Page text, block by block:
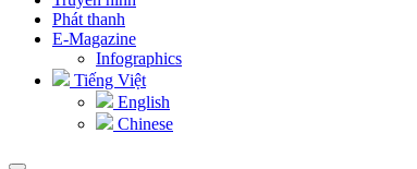
Phát thanh
E-Magazine
Infographics
Tiếng Việt
English
Chinese